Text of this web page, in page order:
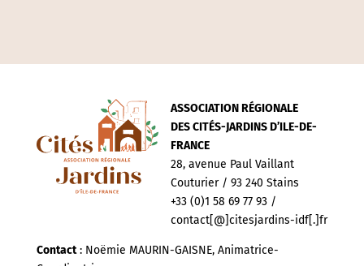
ASSOCIATION RÉGIONALE
DES CITÉS-JARDINS D’ILE-DE-
FRANCE
28, avenue Paul Vaillant
Couturier / 93 240 Stains
+33 (0)1 58 69 77 93 /
contact[@]citesjardins-idf[.]fr
Contact: Noëmie MAURIN-GAISNE, Animatrice-